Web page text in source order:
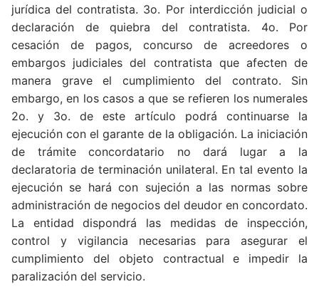
jurídica del contratista. 3o. Por interdicción judicial o
declaración de quiebra del contratista. 4o. Por
cesación de pagos, concurso de acreedores o
embargos judiciales del contratista que afecten de
manera grave el cumplimiento del contrato. Sin
embargo, en los casos a que se refieren los numerales
2o. y 3o. de este artículo podrá continuarse la
ejecución con el garante de la obligación. La iniciación
de trámite concordatario no dará lugar a la
declaratoria de terminación unilateral. En tal evento la
ejecución se hará con sujeción a las normas sobre
administración de negocios del deudor en concordato.
La entidad dispondrá las medidas de inspección,
control y vigilancia necesarias para asegurar el
cumplimiento del objeto contractual e impedir la
paralización del servicio.